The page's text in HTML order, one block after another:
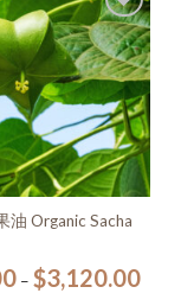
加入
願望
清單
油 Organic Sacha
– $3,120.00